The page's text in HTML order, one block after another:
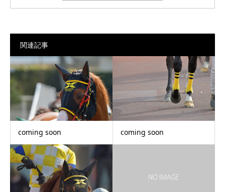
関連記事
coming soon coming soon